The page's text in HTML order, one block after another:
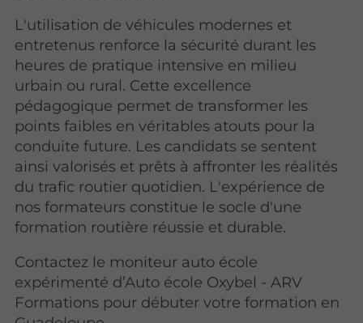
L'utilisation de véhicules modernes et
entretenus renforce la sécurité durant les
heures de pratique intensive en milieu
urbain ou rural. Cette excellence
pédagogique permet de transformer les
points faibles en véritables atouts pour la
conduite future. Les candidats se sentent
ainsi valorisés et prêts à affronter les réalités
du trafic routier quotidien. L'expérience de
nos formateurs constitue le socle d'une
formation routière réussie et durable.
Contactez le moniteur auto école
expérimenté d’Auto école Oxybel - ARV
Formations pour débuter votre formation en